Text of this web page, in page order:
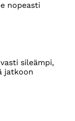
nopeasti
sileämpi,
jatkoon